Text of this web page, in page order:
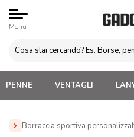
Menu
PENNE VENTAGLI
Borraccia sportiva